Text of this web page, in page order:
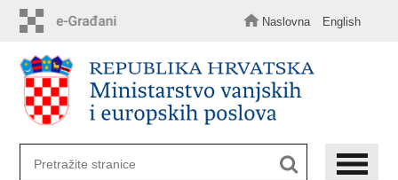
sadržaj
Naslovna English